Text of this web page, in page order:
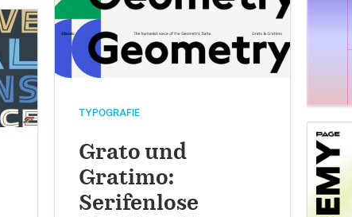
TYPOGRAFIE
Grato und
Gratimo:
Serifenlose